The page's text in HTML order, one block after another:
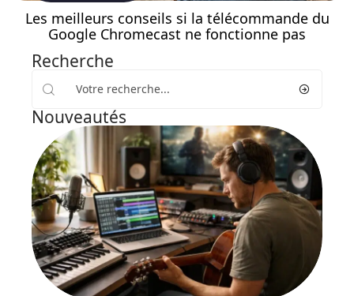
Les meilleurs conseils si la télécommande du
Google Chromecast ne fonctionne pas
Recherche
Nouveautés